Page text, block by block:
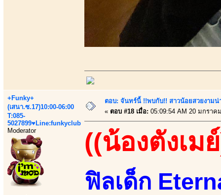
+Funky+
(เสนา.ซ.17)10:00-06:00
T:085-
5027899♥Line:funkyclub
Moderator
ตอบ: จันทร์นี้ !!พบกับ!! สาวน้อยสวยงาม
« ตอบ #18 เมื่อ: 05:09:54 AM 20 มกราค
((น้องตังเม
ฟิลเด็ก